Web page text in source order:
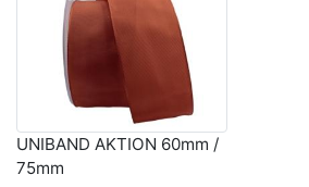
UNIBAND AKTION 60mm /
75mm